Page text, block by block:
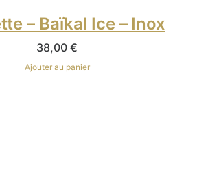
– Baïkal Ice – Inox
38,00 €
Ajouter au panier